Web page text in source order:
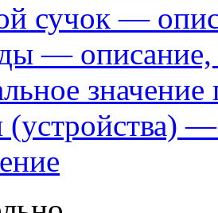
сучок —
— описание,
значение
(устройства)